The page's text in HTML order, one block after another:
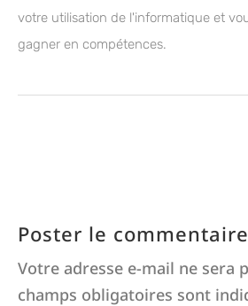
votre utilisation de l'informatique et
gagner en compétences.
Poster le commentaire
Votre adresse e-mail ne sera
champs obligatoires sont